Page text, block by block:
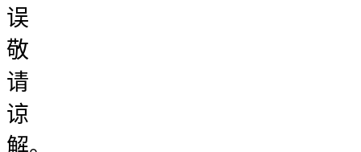
误
敬
请
谅